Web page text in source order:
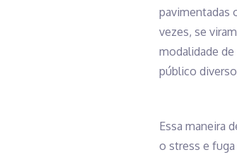
pavimentadas
vezes, se
modalidade
público
Essa maneira
o stress e